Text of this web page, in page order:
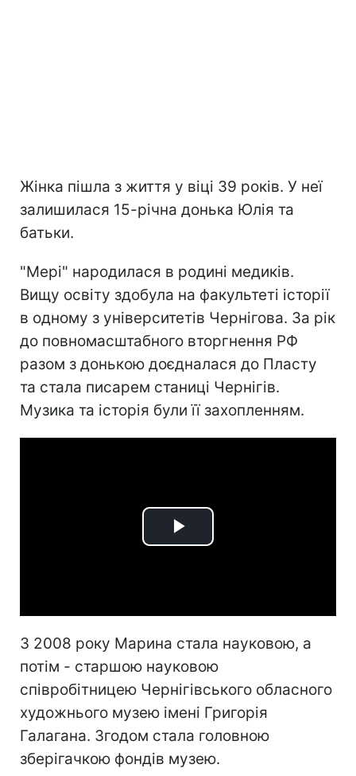
Жінка пішла з життя у віці 39 років. У неї
залишилася 15-річна донька Юлія та
батьки.
"Мері" народилася в родині медиків.
Вищу освіту здобула на факультеті історії
в одному з університетів Чернігова. За рік
до повномасштабного вторгнення РФ
разом з донькою доєдналася до Пласту
та стала писарем станиці Чернігів.
Музика та історія були її захопленням.
Play
З 2008 року Марина стала науковою, а
потім - старшою науковою
співробітницею Чернігівського обласного
художнього музею імені Григорія
Галагана. Згодом стала головною
зберігачкою фондів музею.